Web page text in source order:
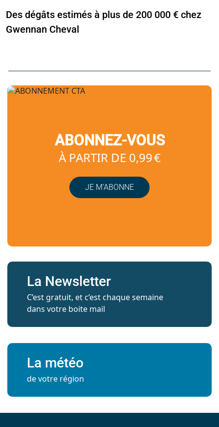
Des dégâts estimés à plus de 200 000 € chez
Gwennan Cheval
ABONNEZ-VOUS
À PARTIR DE 0,99 €
JE M’ABONNE
La Newsletter
C’est gratuit, et c’est chaque semaine
dans votre boite mail
La météo
de votre région